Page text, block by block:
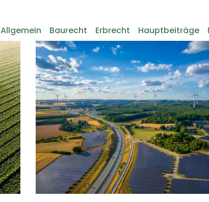
Allgemein Baurecht Erbrecht Hauptbeiträge